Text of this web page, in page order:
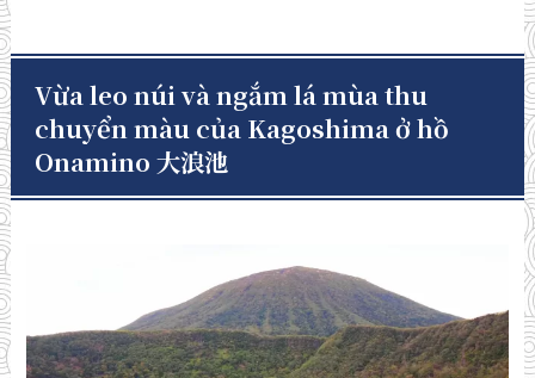
Vừa leo núi và ngắm lá mùa thu
chuyển màu của Kagoshima ở hồ
Onamino 大浪池